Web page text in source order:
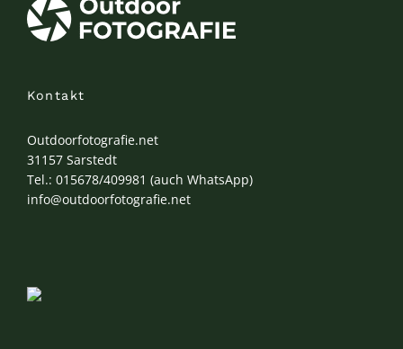
Kontakt
Outdoorfotografie.net
31157 Sarstedt
Tel.: 015678/409981 (auch WhatsApp)
info@outdoorfotografie.net